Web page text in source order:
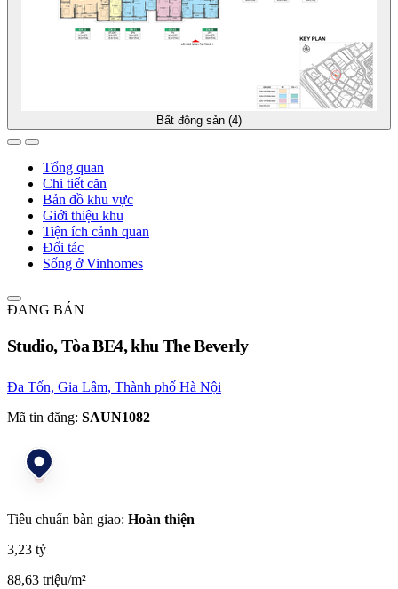
Bất động sản (4)
Tổng quan
Chi tiết căn
Bản đồ khu vực
Giới thiệu khu
Tiện ích cảnh quan
Đối tác
Sống ở Vinhomes
ĐANG BÁN
Studio, Tòa BE4, khu The Beverly
Đa Tốn, Gia Lâm, Thành phố Hà Nội
Mã tin đăng: SAUN1082
Tiêu chuẩn bàn giao: Hoàn thiện
3,23 tỷ
88,63 triệu/m²